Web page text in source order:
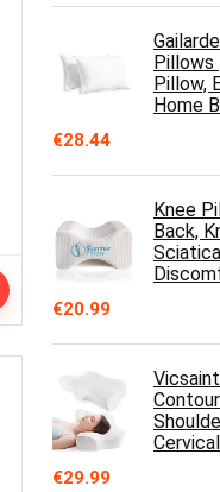
Pillows
Pillow,
Home
€28.44
Knee
Back,
€20.99
€29.99